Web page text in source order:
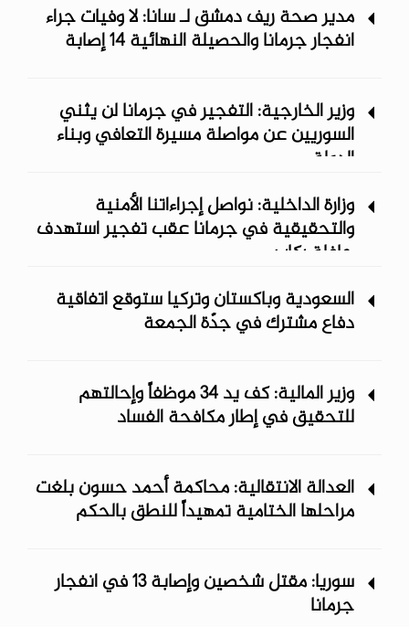
مدير صحة ريف دمشق لـ سانا: لا وفيات جراء
انفجار جرمانا والحصيلة النهائية 14 إصابة
وزير الخارجية: التفجير في جرمانا لن يثني
السوريين عن مواصلة مسيرة التعافي وبناء
الدولة
وزارة الداخلية: نواصل إجراءاتنا الأمنية
والتحقيقية في جرمانا عقب تفجير استهدف
حافلة ركاب
السعودية وباكستان وتركيا ستوقع اتفاقية
دفاع مشترك في جدّة الجمعة
وزير المالية: كف يد 34 موظفاً وإحالتهم
للتحقيق في إطار مكافحة الفساد
العدالة الانتقالية: محاكمة أحمد حسون بلغت
مراحلها الختامية تمهيداً للنطق بالحكم
سوريا: مقتل شخصين وإصابة 13 في انفجار
جرمانا